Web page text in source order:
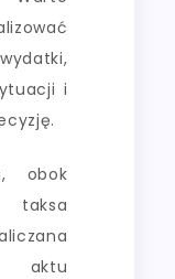
i
obok
aktu